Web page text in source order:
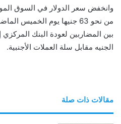
ا
من نحو 63 جنيها يوم
بين المضاربين لعودة البنك
الجنيه مقابل سلة العملات الأجنبية.
مقالات ذات صلة